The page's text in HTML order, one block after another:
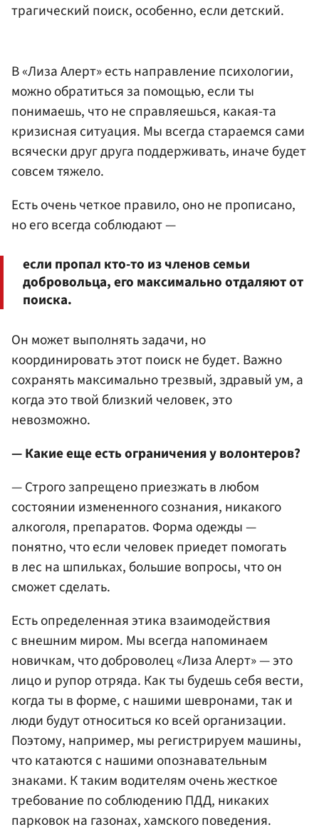
трагический поиск, особенно, если детский.
В «Лиза Алерт» есть направление психологии,
можно обратиться за помощью, если ты
понимаешь, что не справляешься, какая-та
кризисная ситуация. Мы всегда стараемся сами
всячески друг друга поддерживать, иначе будет
совсем тяжело.
Есть очень четкое правило, оно не прописано,
но его всегда соблюдают —
если пропал кто-то из членов семьи
добровольца, его максимально отдаляют от
поиска.
Он может выполнять задачи, но
координировать этот поиск не будет. Важно
сохранять максимально трезвый, здравый ум, а
когда это твой близкий человек, это
невозможно.
— Какие еще есть ограничения у волонтеров?
— Строго запрещено приезжать в любом
состоянии измененного сознания, никакого
алкоголя, препаратов. Форма одежды —
понятно, что если человек приедет помогать
в лес на шпильках, большие вопросы, что он
сможет сделать.
Есть определенная этика взаимодействия
с внешним миром. Мы всегда напоминаем
новичкам, что доброволец «Лиза Алерт» — это
лицо и рупор отряда. Как ты будешь себя вести,
когда ты в форме, с нашими шевронами, так и
люди будут относиться ко всей организации.
Поэтому, например, мы регистрируем машины,
что катаются с нашими опознавательным
знаками. К таким водителям очень жесткое
требование по соблюдению ПДД, никаких
парковок на газонах, хамского поведения.